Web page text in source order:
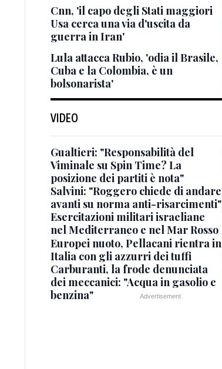
Cnn, 'il capo degli Stati maggiori
Usa cerca una via d'uscita da
guerra in Iran'
Lula attacca Rubio, 'odia il Brasile,
Cuba e la Colombia, è un
bolsonarista'
VIDEO
Gualtieri: "Responsabilità del
Viminale su Spin Time? La
posizione dei partiti è nota"
Salvini: "Roggero chiede di andare
avanti su norma anti-risarcimenti"
Esercitazioni militari israeliane
nel Mediterraneo e nel Mar Rosso
Europei nuoto, Pellacani rientra in
Italia con gli azzurri dei tuffi
Carburanti, la frode denunciata
dei meccanici: "Acqua in gasolio e
benzina"